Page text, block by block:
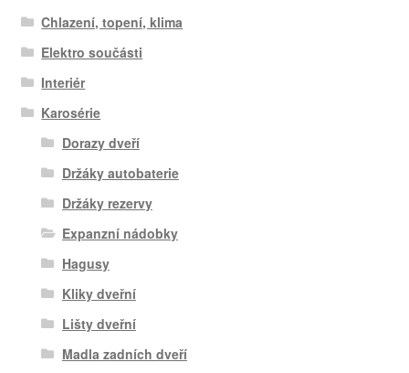
Chlazení, topení, klima
Elektro součásti
Interiér
Karosérie
Dorazy dveří
Držáky autobaterie
Držáky rezervy
Expanzní nádobky
Hagusy
Kliky dveřní
Lišty dveřní
Madla zadních dveří